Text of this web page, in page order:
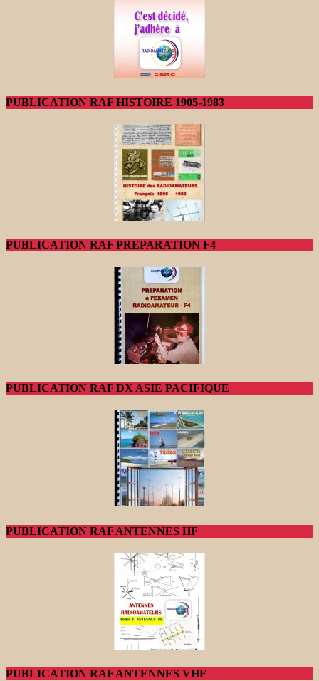
PUBLICATION RAF HISTOIRE 1905-1983
PUBLICATION RAF PREPARATION F4
PUBLICATION RAF DX ASIE PACIFIQUE
PUBLICATION RAF ANTENNES HF
PUBLICATION RAF ANTENNES VHF